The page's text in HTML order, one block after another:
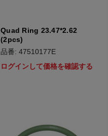
Quad Ring 23.47*2.62
(2pcs)
品番: 47510177E
ログインして価格を確認する